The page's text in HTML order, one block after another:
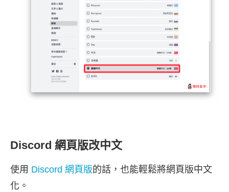
Discord 網頁版改中文
使用 Discord 網頁版的話，也能輕鬆將網頁版中文
化。